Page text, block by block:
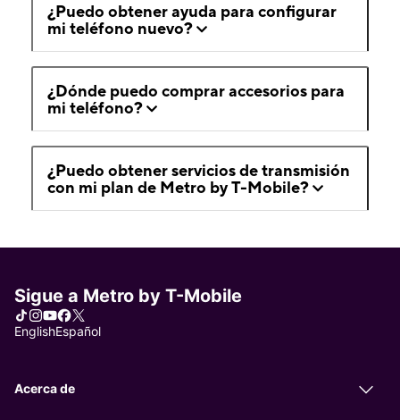
¿Puedo obtener ayuda para configurar
mi teléfono nuevo?
¿Dónde puedo comprar accesorios para
mi teléfono?
¿Puedo obtener servicios de transmisión
con mi plan de Metro by T-Mobile?